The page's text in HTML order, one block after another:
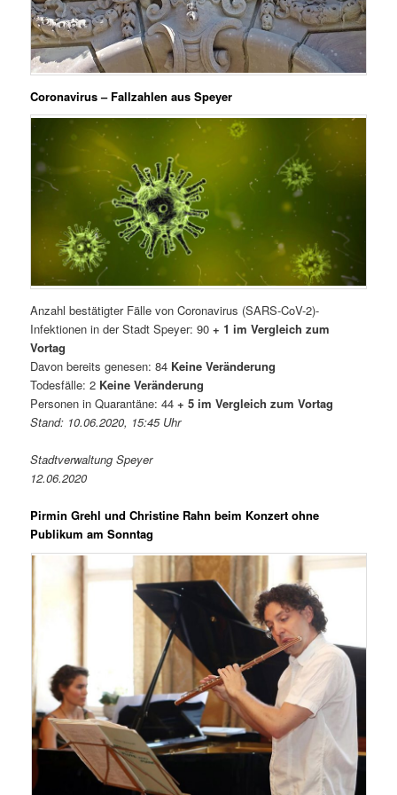
Coronavirus – Fallzahlen aus Speyer
Anzahl bestätigter Fälle von Coronavirus (SARS-CoV-2)-
Infektionen in der Stadt Speyer: 90+ 1 im Vergleich zum
Vortag
Davon bereits genesen: 84 Keine Veränderung
Todesfälle: 2 Keine Veränderung
Personen in Quarantäne: 44+ 5 im Vergleich zum Vortag
Stand: 10.06.2020, 15:45 Uhr
Stadtverwaltung Speyer
12.06.2020
Pirmin Grehl und Christine Rahn beim Konzert ohne
Publikum am Sonntag